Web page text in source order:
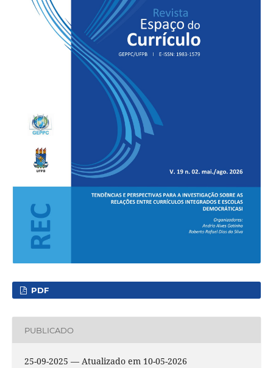
PDF
PUBLICADO
25-09-2025 — Atualizado em 10-05-2026